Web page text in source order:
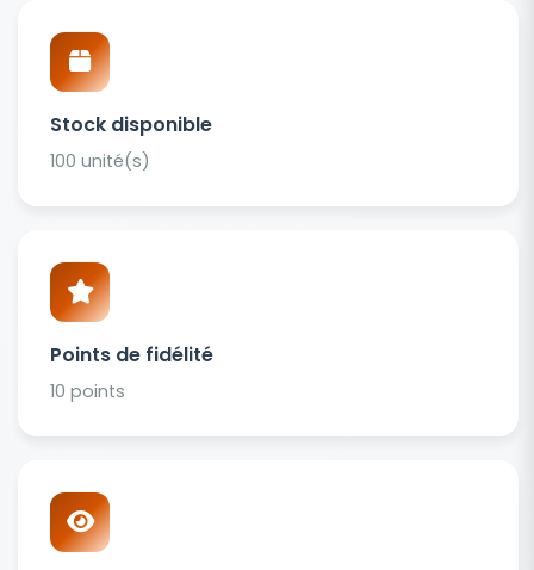
Stock disponible
100 unité(s)
Points de fidélité
10 points